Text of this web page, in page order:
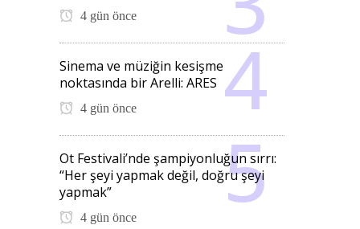
4 gün önce
Sinema ve müziğin kesişme
noktasında bir Arelli: ARES
4 gün önce
Ot Festivali’nde şampiyonluğun sırrı:
“Her şeyi yapmak değil, doğru şeyi
yapmak”
4 gün önce